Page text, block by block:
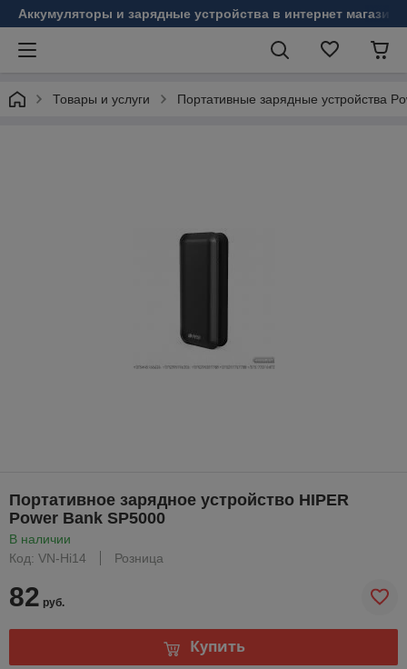
Аккумуляторы и зарядные устройства в интернет магазине
Товары и услуги Портативные зарядные устройства
Портативное зарядное устройство HIPER
Power Bank SP5000
В наличии
Код: VN-Hi14
Розница
82 руб.
Купить